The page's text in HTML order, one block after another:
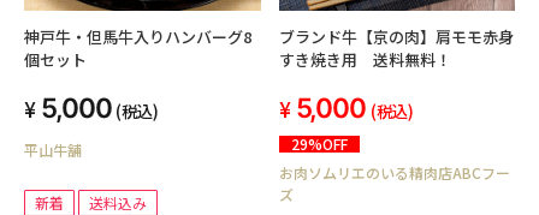
神戸牛・但馬牛入りハンバーグ8
個セット
5,000 (税込)
平山牛舗
新着
送料込み
ブランド牛【京の肉】肩モモ赤身
すき焼き用 送料無料！
5,000 (税込)
29%OFF
お肉ソムリエのいる精肉店ABCフー
ズ